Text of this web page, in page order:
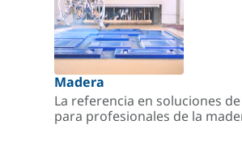
Madera
La referencia en soluciones
para profesionales de la